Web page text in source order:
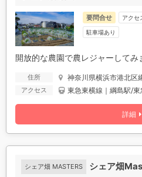
詳細
要問合せ アクセ
駐車場あり
開放的な農園で農レジャーしてみ
住所 神奈川県横浜市港北区
アクセス 東急東横線｜綱島駅/
シェア畑 MASTERS シェア畑